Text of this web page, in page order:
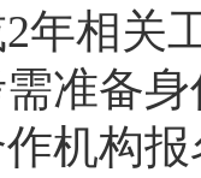
年相关
准备
机构